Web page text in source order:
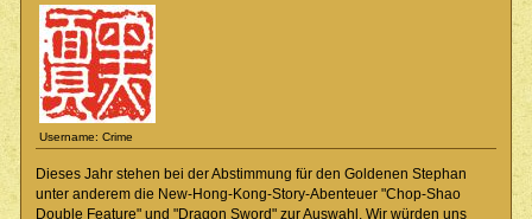
Username: Crime
Dieses Jahr stehen bei der Abstimmung für den Goldenen Stephan
unter anderem die New-Hong-Kong-Story-Abenteuer "Chop-Shao
Double Feature" und "Dragon Sword" zur Auswahl. Wir würden uns